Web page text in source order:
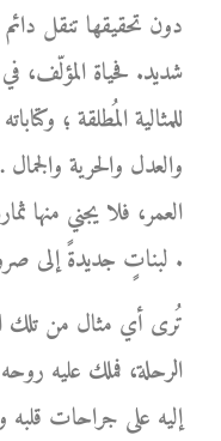
دون تحقيقها تنقل
شديد. فحياة المؤلّف،
للمثالية المُطلقة ؛
والعدل والحرية
العمر، فلا يجني منها
لبناتٍ جديدةً إلى صروحه الخالدة .
تُرى أي مثال من تلك
الرحلة، فملك عليه
إليه على جراحات قلبه